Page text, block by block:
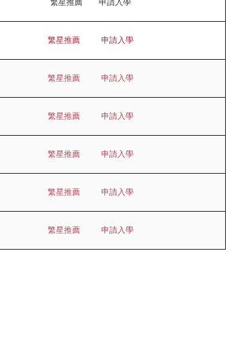
繁星推薦 申請入學
繁星推薦 申請入學
繁星推薦 申請入學
繁星推薦 申請入學
繁星推薦 申請入學
繁星推薦 申請入學
繁星推薦 申請入學